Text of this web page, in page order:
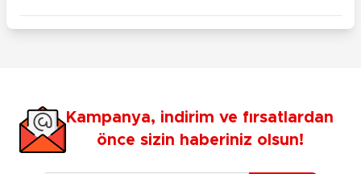
Kampanya, indirim ve fırsatlardan
önce sizin haberiniz olsun!